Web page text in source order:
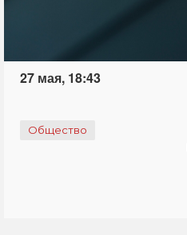
27 мая, 18:43
Общество